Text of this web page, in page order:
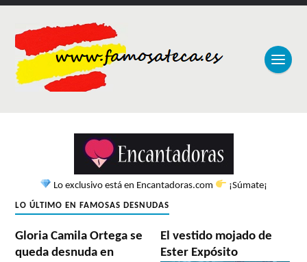
Lo exclusivo está en Encantadoras.com ¡Súmate¡
LO ÚLTIMO EN FAMOSAS DESNUDAS
Gloria Camila Ortega se
queda desnuda en
El vestido mojado de
Ester Expósito